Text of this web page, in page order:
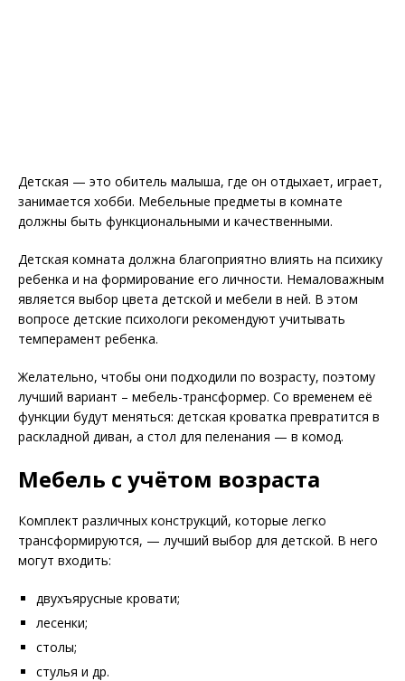
Детская — это обитель малыша, где он отдыхает, играет,
занимается хобби. Мебельные предметы в комнате
должны быть функциональными и качественными.
Детская комната должна благоприятно влиять на психику
ребенка и на формирование его личности. Немаловажным
является выбор цвета детской и мебели в ней. В этом
вопросе детские психологи рекомендуют учитывать
темперамент ребенка.
Желательно, чтобы они подходили по возрасту, поэтому
лучший вариант – мебель-трансформер. Со временем её
функции будут меняться: детская кроватка превратится в
раскладной диван, а стол для пеленания — в комод.
Мебель с учётом возраста
Комплект различных конструкций, которые легко
трансформируются, — лучший выбор для детской. В него
могут входить:
двухъярусные кровати;
лесенки;
столы;
стулья и др.